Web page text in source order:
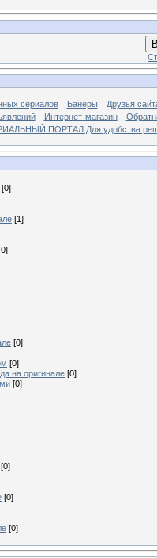
сериалов Банеры
Друзья
Интернет-магазин
ПОРТАЛ Для удобства
[0]
[1]
[0]
[0]
на оригинале [0]
[0]
[0]
[0]
[0]